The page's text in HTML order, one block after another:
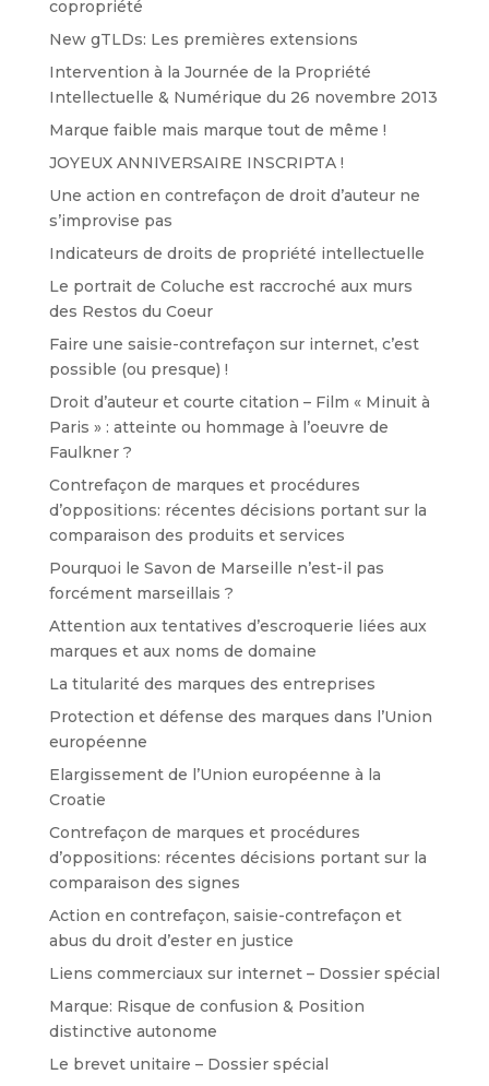
copropriété
New gTLDs: Les premières extensions
Intervention à la Journée de la Propriété
Intellectuelle & Numérique du 26 novembre 2013
Marque faible mais marque tout de même !
JOYEUX ANNIVERSAIRE INSCRIPTA !
Une action en contrefaçon de droit d’auteur ne
s’improvise pas
Indicateurs de droits de propriété intellectuelle
Le portrait de Coluche est raccroché aux murs
des Restos du Coeur
Faire une saisie-contrefaçon sur internet, c’est
possible (ou presque) !
Droit d’auteur et courte citation – Film « Minuit à
Paris » : atteinte ou hommage à l’oeuvre de
Faulkner ?
Contrefaçon de marques et procédures
d’oppositions: récentes décisions portant sur la
comparaison des produits et services
Pourquoi le Savon de Marseille n’est-il pas
forcément marseillais ?
Attention aux tentatives d’escroquerie liées aux
marques et aux noms de domaine
La titularité des marques des entreprises
Protection et défense des marques dans l’Union
européenne
Elargissement de l’Union européenne à la
Croatie
Contrefaçon de marques et procédures
d’oppositions: récentes décisions portant sur la
comparaison des signes
Action en contrefaçon, saisie-contrefaçon et
abus du droit d’ester en justice
Liens commerciaux sur internet – Dossier spécial
Marque: Risque de confusion & Position
distinctive autonome
Le brevet unitaire – Dossier spécial